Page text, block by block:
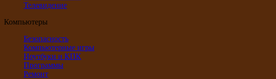
Телевидение
Компьютеры
Безопасность
Компьютерные игры
Ноутбуки и КПК
Программы
Ремонт